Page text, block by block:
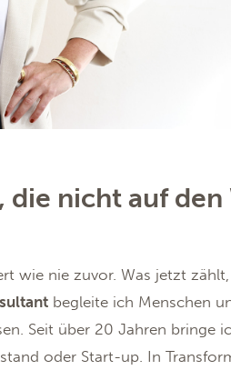
nicht auf den
wie nie zuvor. Was jetzt zählt,
begleite ich Menschen
Seit über 20 Jahren bringe
oder Start-up. In